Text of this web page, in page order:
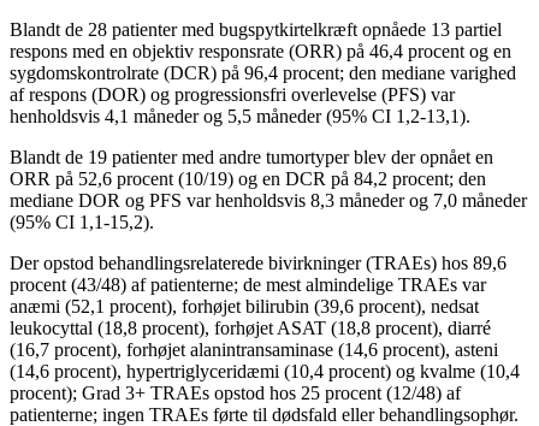
Blandt de 28 patienter med bugspytkirtelkræft opnåede 13 partiel
respons med en objektiv responsrate (ORR) på 46,4 procent og en
sygdomskontrolrate (DCR) på 96,4 procent; den mediane varighed
af respons (DOR) og progressionsfri overlevelse (PFS) var
henholdsvis 4,1 måneder og 5,5 måneder (95% CI 1,2-13,1).
Blandt de 19 patienter med andre tumortyper blev der opnået en
ORR på 52,6 procent (10/19) og en DCR på 84,2 procent; den
mediane DOR og PFS var henholdsvis 8,3 måneder og 7,0 måneder
(95% CI 1,1-15,2).
Der opstod behandlingsrelaterede bivirkninger (TRAEs) hos 89,6
procent (43/48) af patienterne; de mest almindelige TRAEs var
anæmi (52,1 procent), forhøjet bilirubin (39,6 procent), nedsat
leukocyttal (18,8 procent), forhøjet ASAT (18,8 procent), diarré
(16,7 procent), forhøjet alanintransaminase (14,6 procent), asteni
(14,6 procent), hypertriglyceridæmi (10,4 procent) og kvalme (10,4
procent); Grad 3+ TRAEs opstod hos 25 procent (12/48) af
patienterne; ingen TRAEs førte til dødsfald eller behandlingsophør.